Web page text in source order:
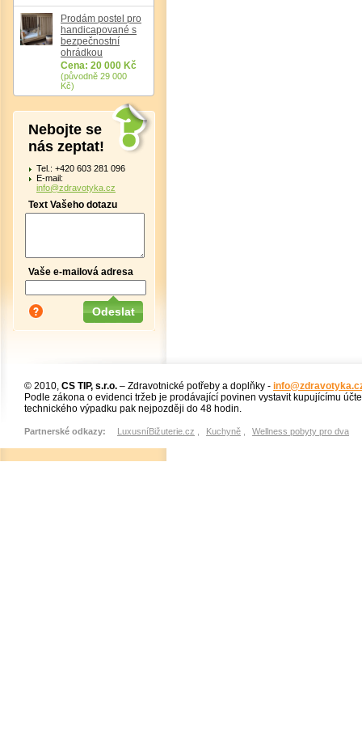
Prodám postel pro
handicapované s
bezpečnostní
ohrádkou
Cena: 20 000 Kč
(původně 29 000
Kč)
Nebojte se
nás zeptat!
Tel.: +420 603 281 096
E-mail:
info@zdravotyka.cz
Text Vašeho dotazu
Vaše e-mailová adresa
© 2010, CS TIP, s.r.o. – Zdravotnické potřeby a doplňky -
Podle zákona o evidenci tržeb je prodávající povinen vystavit kupujícímu
technického výpadku pak nejpozději do 48 hodin.
Partnerské odkazy: LuxusníBižuterie.cz Kuchyně Wellness pobyty pro dva